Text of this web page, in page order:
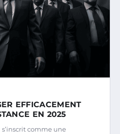
EFFICACEMENT
EN 2025
comme une